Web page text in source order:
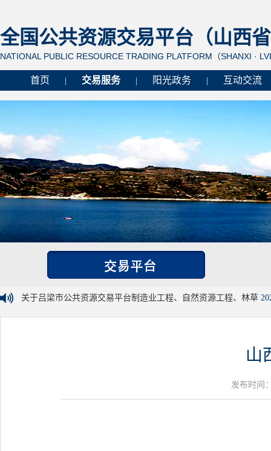
全国公共资源交易平台（山西
NATIONAL PUBLIC RESOURCE TRADING PLATFORM（SHANXI ·
首页 交易服务 阳光政务 互动交流
关于吕梁市公共资源交易平台制造业工程、自然资源工程、林草
山
发布时间